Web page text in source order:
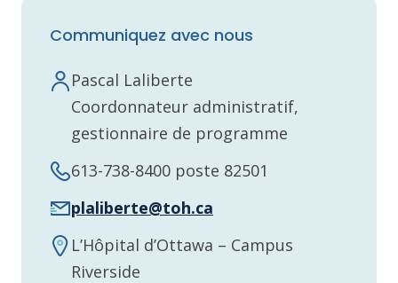
Communiquez avec nous
Pascal Laliberte
Coordonnateur administratif,
gestionnaire de programme
613-738-8400 poste 82501
plaliberte@toh.ca
L’Hôpital d’Ottawa – Campus
Riverside